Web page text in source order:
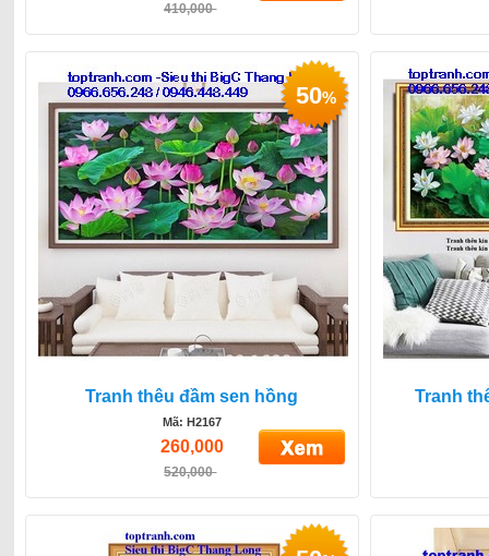
410,000
Tranh thêu đầm sen hồng
Mã: H2167
260,000
520,000
50%
Tranh